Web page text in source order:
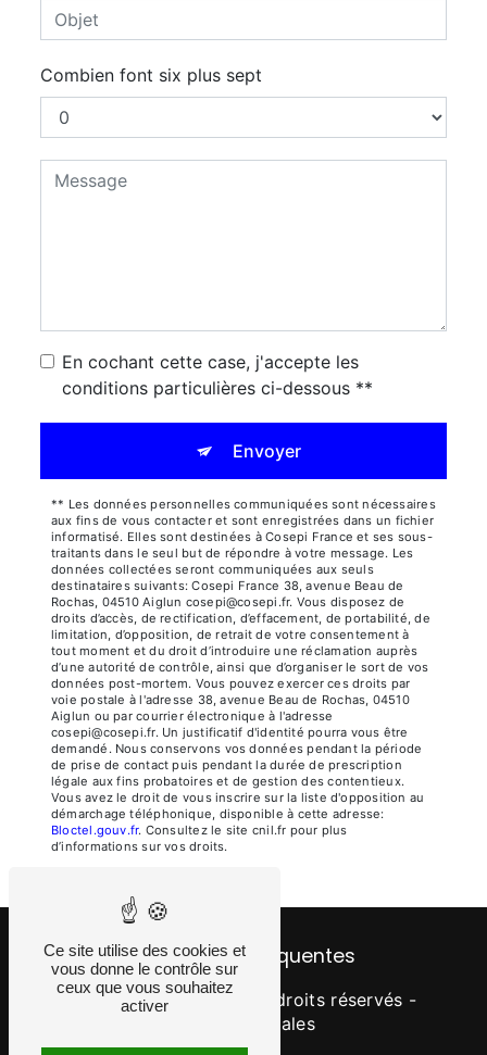
Combien font six plus sept
En cochant cette case, j'accepte les
conditions particulières ci-dessous **
Envoyer
** Les données personnelles communiquées sont nécessaires
aux fins de vous contacter et sont enregistrées dans un fichier
informatisé. Elles sont destinées à Cosepi France et ses sous-
traitants dans le seul but de répondre à votre message. Les
données collectées seront communiquées aux seuls
destinataires suivants: Cosepi France 38, avenue Beau de
Rochas, 04510 Aiglun cosepi@cosepi.fr. Vous disposez de
droits d’accès, de rectification, d’effacement, de portabilité, de
limitation, d’opposition, de retrait de votre consentement à
tout moment et du droit d’introduire une réclamation auprès
d’une autorité de contrôle, ainsi que d’organiser le sort de vos
données post-mortem. Vous pouvez exercer ces droits par
voie postale à l'adresse 38, avenue Beau de Rochas, 04510
Aiglun ou par courrier électronique à l'adresse
cosepi@cosepi.fr. Un justificatif d'identité pourra vous être
demandé. Nous conservons vos données pendant la période
de prise de contact puis pendant la durée de prescription
légale aux fins probatoires et de gestion des contentieux.
Vous avez le droit de vous inscrire sur la liste d'opposition au
démarchage téléphonique, disponible à cette adresse:
Bloctel.gouv.fr. Consultez le site cnil.fr pour plus
d’informations sur vos droits.
Recherches fréquentes
©Vistalid- 2026 - Tous droits réservés -
Mentions légales
Ce site utilise des cookies et
vous donne le contrôle sur
ceux que vous souhaitez
activer